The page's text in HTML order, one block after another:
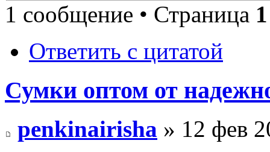
1 сообщение • Страница 1
Ответить с цитатой
Сумки оптом от
penkinairisha » 12 фев